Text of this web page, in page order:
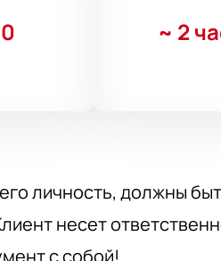
~ 2
личность, должны
несет
с собой!